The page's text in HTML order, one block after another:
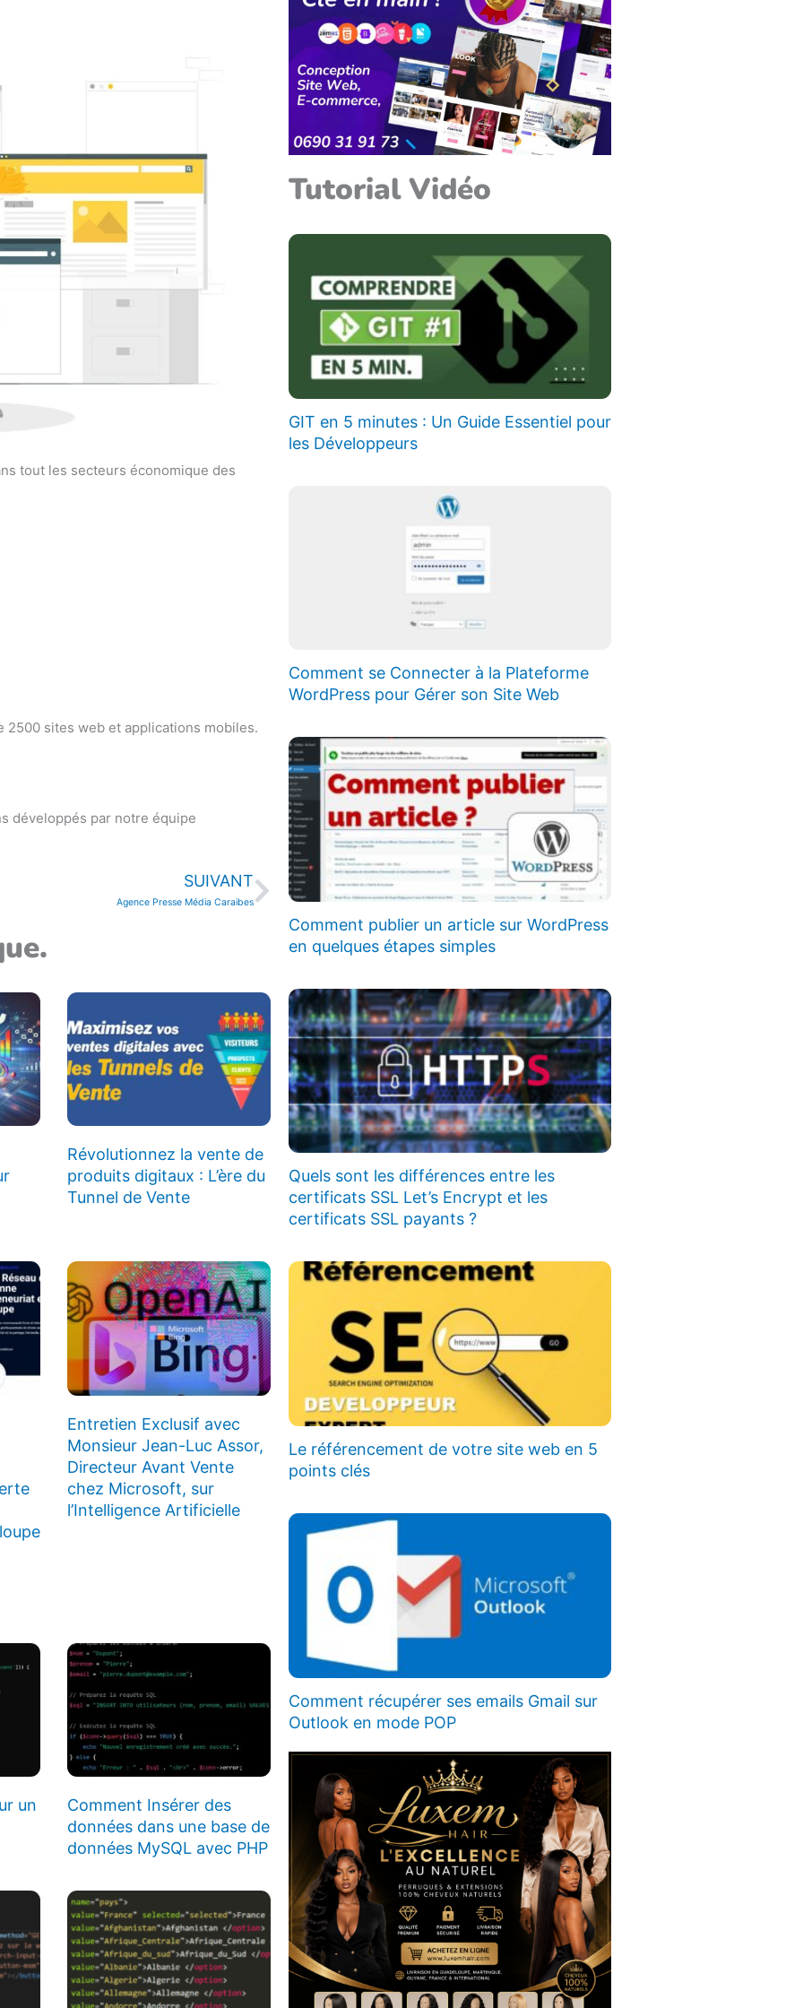
tout les secteurs économique des
2500 sites web et applications mobiles.
développés par notre équipe
SUIVANT
Agence Presse Média Caraibes
Suivant
Révolutionnez la vente de
produits digitaux : L’ère du
Tunnel de Vente
Entretien Exclusif avec
Monsieur Jean-Luc Assor,
Directeur Avant Vente
chez Microsoft, sur
l’Intelligence Artificielle
un
Comment Insérer des
données dans une base de
données MySQL avec PHP
Tutorial Vidéo
GIT en 5 minutes : Un Guide Essentiel pour
les Développeurs
Comment se Connecter à la Plateforme
WordPress pour Gérer son Site Web
Comment publier un article sur WordPress
en quelques étapes simples
Quels sont les différences entre les
certificats SSL Let’s Encrypt et les
certificats SSL payants ?
Le référencement de votre site web en 5
points clés
Comment récupérer ses emails Gmail sur
Outlook en mode POP